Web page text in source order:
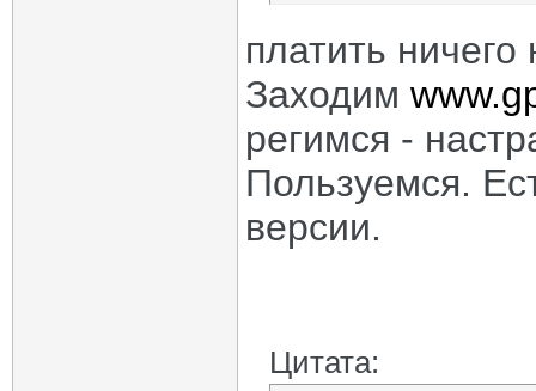
платить
Заходим
регимся -
Пользуемся.
версии.
Цитата: